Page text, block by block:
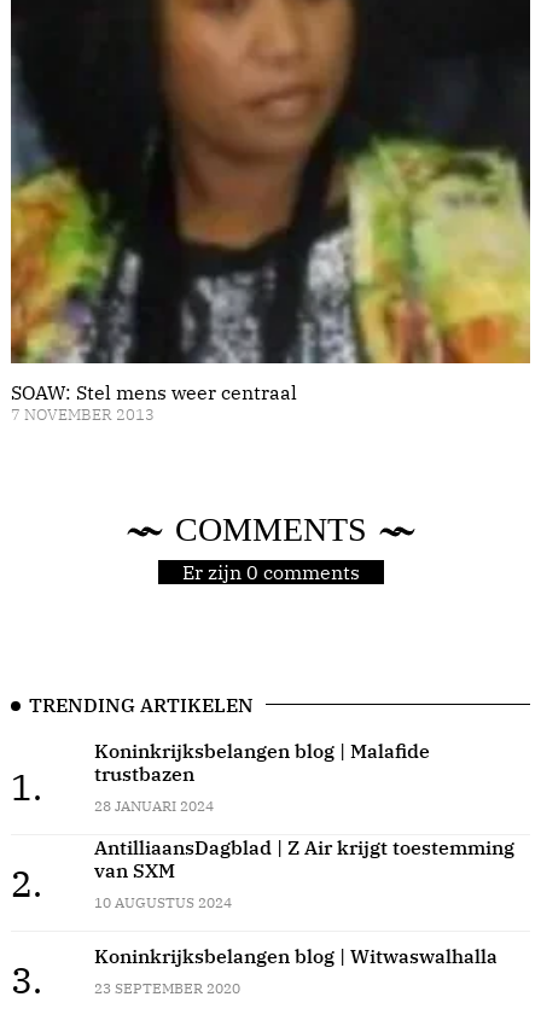
SOAW: Stel mens weer centraal
7 NOVEMBER 2013
COMMENTS
Er zijn 0 comments
TRENDING ARTIKELEN
1.
Koninkrijksbelangen blog | Malafide
trustbazen
28 JANUARI 2024
2.
AntilliaansDagblad | Z Air krijgt toestemming
van SXM
10 AUGUSTUS 2024
3.
Koninkrijksbelangen blog | Witwaswalhalla
23 SEPTEMBER 2020